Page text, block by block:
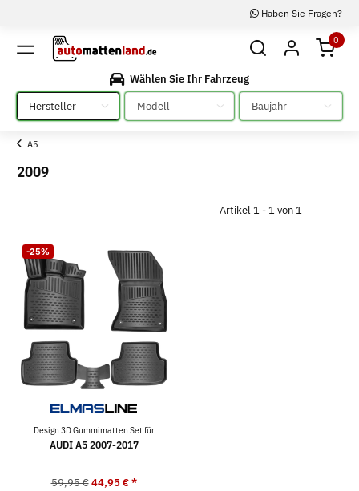
Haben Sie Fragen?
0
Wählen Sie Ihr Fahrzeug
Bitte auswählen
Bitte auswählen Bitte auswählen
A5
2009
Artikel 1 - 1 von 1
-25%
Design 3D Gummimatten Set für
AUDI A5 2007-2017
59,95 € 44,95 €*